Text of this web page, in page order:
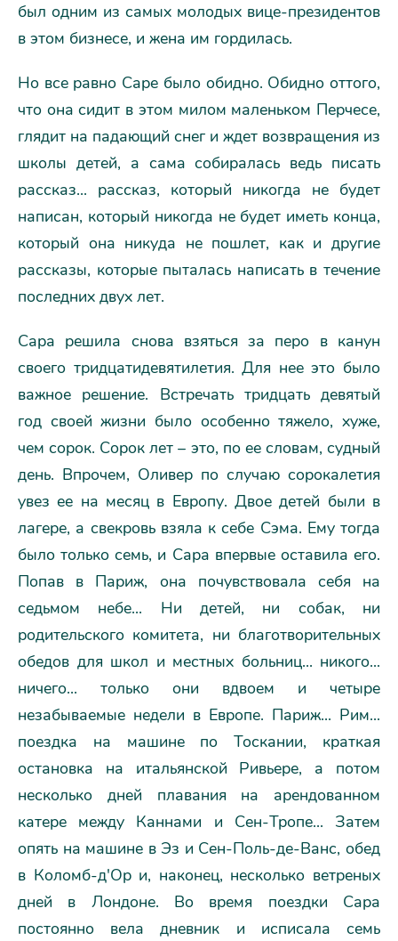
был одним из самых молодых вице-президентов
в этом бизнесе, и жена им гордилась.
Но все равно Саре было обидно. Обидно оттого,
что она сидит в этом милом маленьком Перчесе,
глядит на падающий снег и ждет возвращения из
школы детей, а сама собиралась ведь писать
рассказ... рассказ, который никогда не будет
написан, который никогда не будет иметь конца,
который она никуда не пошлет, как и другие
рассказы, которые пыталась написать в течение
последних двух лет.
Сара решила снова взяться за перо в канун
своего тридцатидевятилетия. Для нее это было
важное решение. Встречать тридцать девятый
год своей жизни было особенно тяжело, хуже,
чем сорок. Сорок лет – это, по ее словам, судный
день. Впрочем, Оливер по случаю сорокалетия
увез ее на месяц в Европу. Двое детей были в
лагере, а свекровь взяла к себе Сэма. Ему тогда
было только семь, и Сара впервые оставила его.
Попав в Париж, она почувствовала себя на
седьмом небе... Ни детей, ни собак, ни
родительского комитета, ни благотворительных
обедов для школ и местных больниц... никого...
ничего... только они вдвоем и четыре
незабываемые недели в Европе. Париж... Рим...
поездка на машине по Тоскании, краткая
остановка на итальянской Ривьере, а потом
несколько дней плавания на арендованном
катере между Каннами и Сен-Тропе... Затем
опять на машине в Эз и Сен-Поль-де-Ванс, обед
в Коломб-д'Ор и, наконец, несколько ветреных
дней в Лондоне. Во время поездки Сара
постоянно вела дневник и исписала семь